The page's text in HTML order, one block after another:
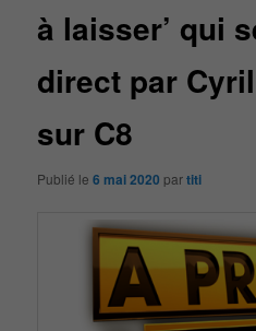
à laisser’ qui
direct par
sur C8
Publié le6 mai 2020 partiti